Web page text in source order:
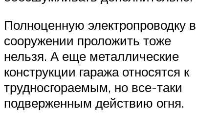
Полноценную электропроводку в
сооружении проложить тоже
нельзя. А еще металлические
конструкции гаража относятся к
трудносгораемым, но все-таки
подверженным действию огня.